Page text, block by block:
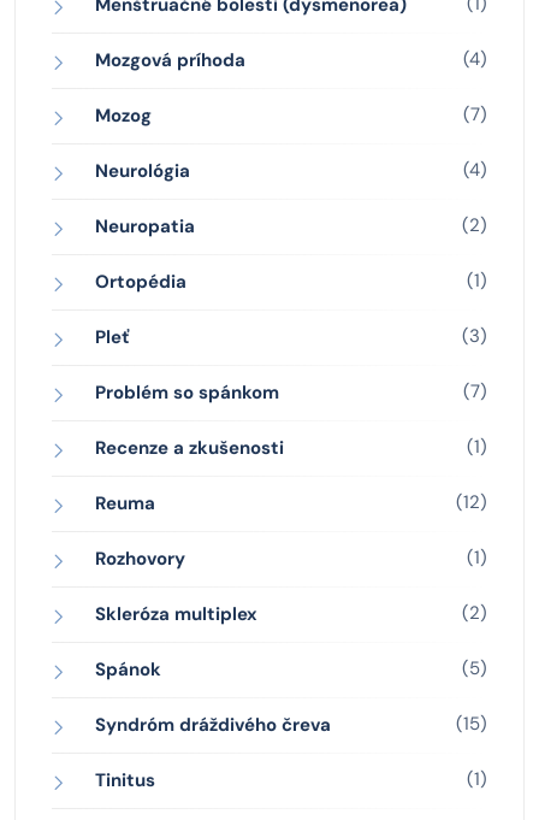
Menštruačné bolesti (dysmenorea)
Mozgová príhoda (4)
Mozog (7)
Neurológia (4)
Neuropatia (2)
Ortopédia (1)
Pleť (3)
Problém so spánkom (7)
Recenze a zkušenosti (1)
Reuma (12)
Rozhovory (1)
Skleróza multiplex (2)
Spánok (5)
Syndróm dráždivého čreva (15)
Tinitus (1)